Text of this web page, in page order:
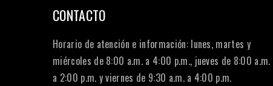
CONTACTO
Horario de atención e información: lunes, martes y
miércoles de 8:00 a.m. a 4:00 p.m., jueves de 8:00 a.m.
a 2:00 p.m. y viernes de 9:30 a.m. a 4:00 p.m.